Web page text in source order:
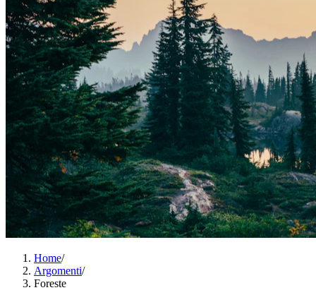
Home/
Argomenti/
Foreste